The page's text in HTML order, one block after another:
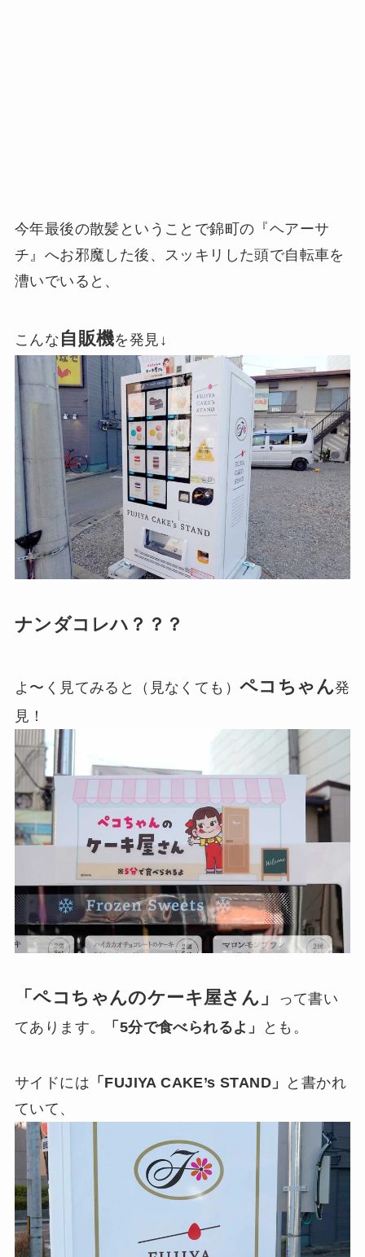
今年最後の散髪ということで錦町の『ヘアーサ
チ』へお邪魔した後、スッキリした頭で自転車を
漕いでいると、
こんな 自販機を発見↓
ナンダコレハ？？？
よ〜く見てみると（見なくても） ペコちゃん発
見！
「ペコちゃんのケーキ屋さん」
って書い
てあります。
「5分で食べられるよ」 とも。
サイドには 「FUJIYA CAKE’s STAND」
と書かれ
ていて、